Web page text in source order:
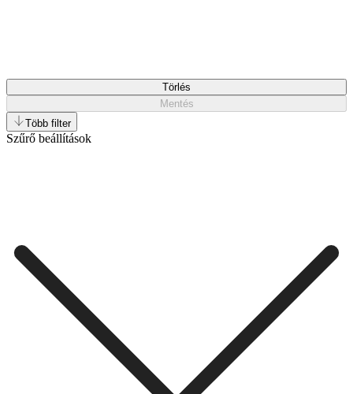
Törlés
Mentés
Több filter
Szűrő beállítások